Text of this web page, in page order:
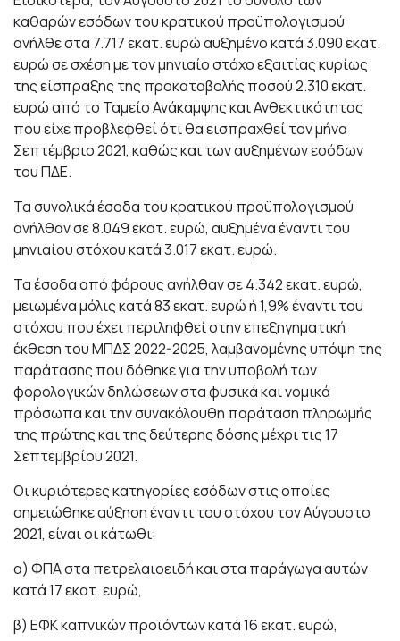
καθαρών εσόδων του κρατικού προϋπολογισμού
ανήλθε στα 7.717 εκατ. ευρώ αυξημένο κατά 3.090 εκατ.
ευρώ σε σχέση με τον μηνιαίο στόχο εξαιτίας κυρίως
της είσπραξης της προκαταβολής ποσού 2.310 εκατ.
ευρώ από το Ταμείο Ανάκαμψης και Ανθεκτικότητας
που είχε προβλεφθεί ότι θα εισπραχθεί τον μήνα
Σεπτέμβριο 2021, καθώς και των αυξημένων εσόδων
του ΠΔΕ.
Τα συνολικά έσοδα του κρατικού προϋπολογισμού
ανήλθαν σε 8.049 εκατ. ευρώ, αυξημένα έναντι του
μηνιαίου στόχου κατά 3.017 εκατ. ευρώ.
Τα έσοδα από φόρους ανήλθαν σε 4.342 εκατ. ευρώ,
μειωμένα μόλις κατά 83 εκατ. ευρώ ή 1,9% έναντι του
στόχου που έχει περιληφθεί στην επεξηγηματική
έκθεση του ΜΠΔΣ 2022-2025, λαμβανομένης υπόψη της
παράτασης που δόθηκε για την υποβολή των
φορολογικών δηλώσεων στα φυσικά και νομικά
πρόσωπα και την συνακόλουθη παράταση πληρωμής
της πρώτης και της δεύτερης δόσης μέχρι τις 17
Σεπτεμβρίου 2021.
Οι κυριότερες κατηγορίες εσόδων στις οποίες
σημειώθηκε αύξηση έναντι του στόχου τον Αύγουστο
2021, είναι οι κάτωθι:
α) ΦΠΑ στα πετρελαιοειδή και στα παράγωγα αυτών
κατά 17 εκατ. ευρώ,
β) ΕΦΚ καπνικών προϊόντων κατά 16 εκατ. ευρώ,